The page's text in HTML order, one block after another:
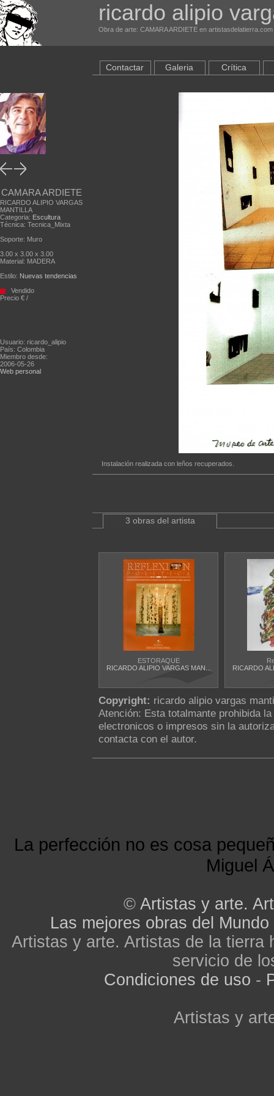
ricardo alipio
Obra de arte: CAMARA ARDIETE en artistasdelatierra.com
CAMARA ARDIETE
RICARDO ALIPIO VARGAS
MANTILLA
Categoria: Escultura
Técnica: Tecnica_Mixta
Soporte: Muro
3.00 x 3.00 x 3.00
Material: MADERA
Estilo: Nuevas tendencias
Vendido
Precio € /
Usuario: ricardo_alipio
País: Colombia
Miembro desde:
2006-05-26
Web personal
Contactar Galeria Crítica
Instalación realizada con leños recuperados.
3 obras del artista
ESTORAQUE
RICARDO ALIPIO VARGAS MAN...
RICARDO
Copyright: ricardo alipio vargas
Atención: Esta totalmante prohibida
electronicos o impresos sin la
contacta con el autor.
La perfección no es cosa
Miguel
© Artistas y arte.
Las mejores obras del Mundo
Artistas y arte. Artistas de la tierra
servicio de
Condiciones de uso -
Artistas y